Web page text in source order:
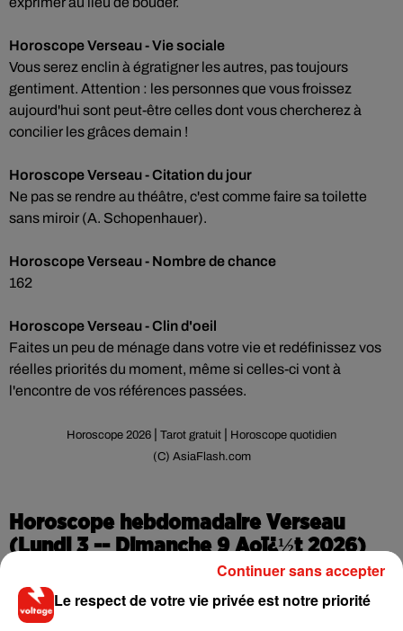
Horoscope Verseau - Vie sociale
Vous serez enclin à égratigner les autres, pas toujours
gentiment. Attention : les personnes que vous froissez
aujourd'hui sont peut-être celles dont vous chercherez à
concilier les grâces demain !
Horoscope Verseau - Citation du jour
Ne pas se rendre au théâtre, c'est comme faire sa toilette
sans miroir (A. Schopenhauer).
Horoscope Verseau - Nombre de chance
162
Horoscope Verseau - Clin d'oeil
Faites un peu de ménage dans votre vie et redéfinissez vos
réelles priorités du moment, même si celles-ci vont à
l'encontre de vos références passées.
Horoscope 2026 | Tarot gratuit | Horoscope quotidien
(C) AsiaFlash.com
Horoscope hebdomadaire Verseau
(Lundi 3 -- Dimanche 9 Aoï¿½t 2026)
Le respect de votre vie privée est notre priorité
Continuer sans accepter